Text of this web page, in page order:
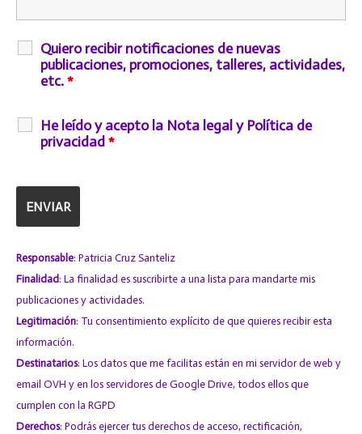
Quiero recibir notificaciones de nuevas
publicaciones, promociones, talleres, actividades,
etc.*
He leído y acepto la Nota legal y Política de
privacidad *
Responsable: Patricia Cruz Santeliz
Finalidad: La finalidad es suscribirte a una lista para mandarte mis
publicaciones y actividades.
Legitimación: Tu consentimiento explícito de que quieres recibir esta
información.
Destinatarios: Los datos que me facilitas están en mi servidor de web y
email OVH y en los servidores deGoogle Drive, todos ellos que
cumplen con la RGPD
Derechos: Podrás ejercer tus derechos de acceso, rectificación,